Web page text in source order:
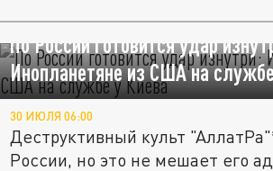
По России готовится удар
Инопланетяне из США на
30 ИЮЛЯ 06:00
Деструктивный культ
России, но это не мешает его